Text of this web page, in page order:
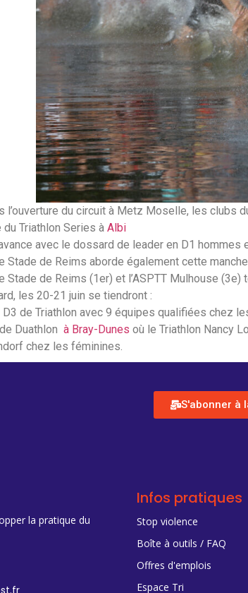
l’ouverture du circuit à Metz Moselle, les clubs
Triathlon Series à Albi
avec le dossard de leader en D1 hommes
Stade de Reims aborde également cette
Stade de Reims (1er) et l’ASPTT Mulhouse
les 20-21 juin se tiendront :
de Triathlon avec 9 équipes qualifiées chez
Duathlon à Bray-Dunes où le Triathlon Nancy
chez les féminines.
S'abonner à
la pratique du
Infos pratiques
Stop violence
Boîte à outils / FAQ
Offres d'emplois
Espace Tri